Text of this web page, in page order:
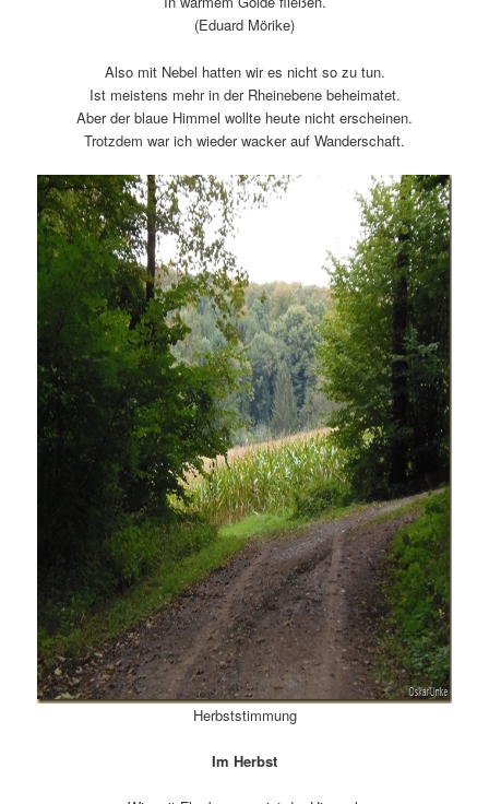
(Eduard Mörike)
Also mit Nebel hatten wir es nicht so zu tun.
Ist meistens mehr in der Rheinebene beheimatet.
Aber der blaue Himmel wollte heute nicht erscheinen.
Trotzdem war ich wieder wacker auf Wanderschaft.
Herbststimmung
Im Herbst